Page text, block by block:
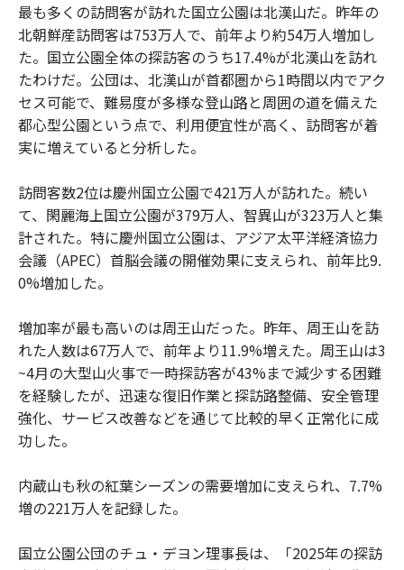
最も多くの訪問客が訪れた国立公園は北漢山だ。昨年の
北朝鮮産訪問客は753万人で、前年より約54万人増加し
た。国立公園全体の探訪客のうち17.4%が北漢山を訪れ
たわけだ。公団は、北漢山が首都圏から1時間以内でアク
セス可能で、難易度が多様な登山路と周囲の道を備えた
都心型公園という点で、利用便宜性が高く、訪問客が着
実に増えていると分析した。
訪問客数2位は慶州国立公園で421万人が訪れた。続い
て、閑麗海上国立公園が379万人、智異山が323万人と集
計された。特に慶州国立公園は、アジア太平洋経済協力
会議（APEC）首脳会議の開催効果に支えられ、前年比9.
0%増加した。
増加率が最も高いのは周王山だった。昨年、周王山を訪
れた人数は67万人で、前年より11.9%増えた。周王山は3
~4月の大型山火事で一時探訪客が43%まで減少する困難
を経験したが、迅速な復旧作業と探訪路整備、安全管理
強化、サービス改善などを通じて比較的早く正常化に成
功した。
内蔵山も秋の紅葉シーズンの需要増加に支えられ、7.7%
増の221万人を記録した。
国立公園公団のチュ・デヨン理事長は、「2025年の探訪